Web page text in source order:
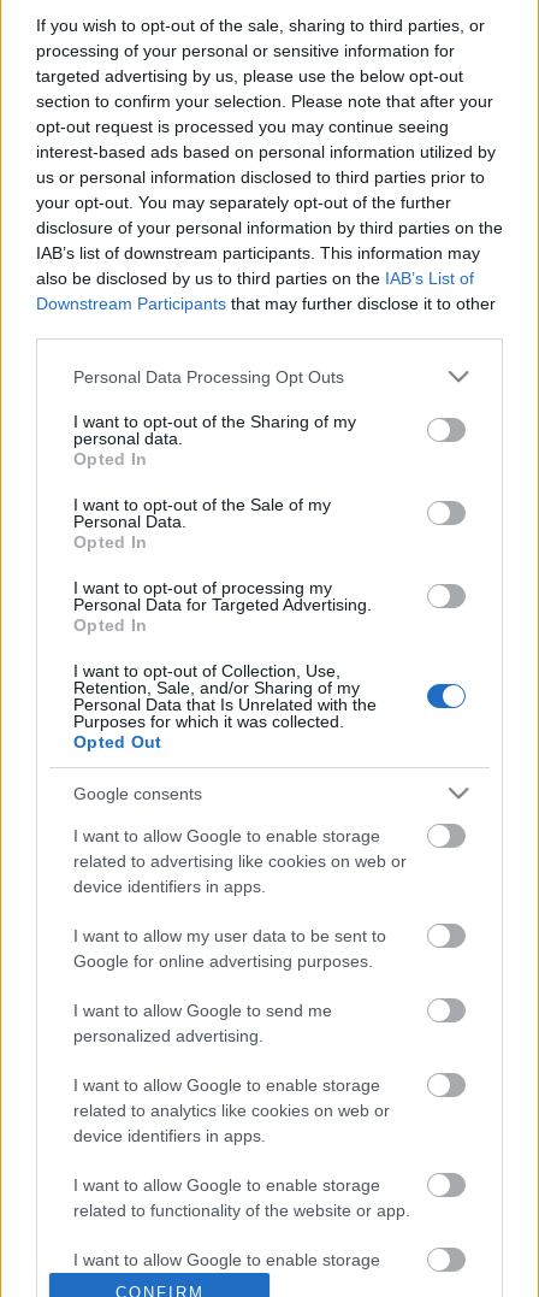
If you wish to opt-out of the sale, sharing to third parties, or
processing of your personal or sensitive information for
targeted advertising by us, please use the below opt-out
section to confirm your selection. Please note that after your
opt-out request is processed you may continue seeing
interest-based ads based on personal information utilized by
us or personal information disclosed to third parties prior to
your opt-out. You may separately opt-out of the further
disclosure of your personal information by third parties on the
IAB’s list of downstream participants. This information may
also be disclosed by us to third parties on the IAB’s List of
Downstream Participants that may further disclose it to other
Please note that this website/app uses one or more Google
not limited to your visit or usage behaviour. You may click to
grant or deny consent to Google and its third-party tags to
use your data for below specified purposes in below Google
consent section.
Personal Data Processing Opt Outs
I want to opt-out of the Sharing of my
personal data.
Opted In
I want to opt-out of the Sale of my
Personal Data.
Opted In
I want to opt-out of processing my
Personal Data for Targeted Advertising.
Opted In
I want to opt-out of Collection, Use,
Retention, Sale, and/or Sharing of my
Personal Data that Is Unrelated with the
Purposes for which it was collected.
Opted Out
Google consents
I want to allow Google to enable storage
related to advertising like cookies on web or
device identifiers in apps.
I want to allow my user data to be sent to
Google for online advertising purposes.
I want to allow Google to send me
personalized advertising.
I want to allow Google to enable storage
related to analytics like cookies on web or
device identifiers in apps.
I want to allow Google to enable storage
related to functionality of the website or app.
I want to allow Google to enable storage
related to personalization.
CONFIRM
Fotó: Görözdi Szilárd
A háború után, hogy bebiztosítsa magát, aranyat
vásárol. Csakhogy hiba csúszik a számításba, mert
rosszabbul megy az üzlet, Monori kénytelen bezárni
a boltot, s elrejteni aranyát, amit az egyetlen
nap mégis úgy dönt, hogy visszaveszi kezébe a
sorsát: csinál egy utolsó nagy üzletet…
olvasta fel. Monori szerepében
Tóth Tibort
láthatja majd a közönség, további főbb szereplők:
Holocsy Krisztina, Bandor Éva, Tar Renáta, Fabó
TiborésSzabó Viktor. Az előadást
Forrás: Komáromi Jókai Színház
Ajánlott bejegyzések: